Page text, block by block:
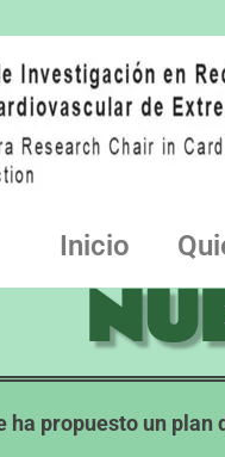
Inicio
ha propuesto un